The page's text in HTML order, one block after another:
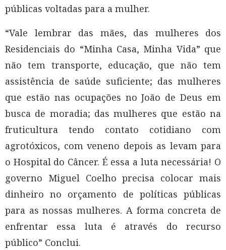
públicas voltadas para a mulher.
“Vale lembrar das mães, das mulheres dos
Residenciais do “Minha Casa, Minha Vida” que
não tem transporte, educação, que não tem
assistência de saúde suficiente; das mulheres
que estão nas ocupações no João de Deus em
busca de moradia; das mulheres que estão na
fruticultura tendo contato cotidiano com
agrotóxicos, com veneno depois as levam para
o Hospital do Câncer. É essa a luta necessária! O
governo Miguel Coelho precisa colocar mais
dinheiro no orçamento de políticas públicas
para as nossas mulheres. A forma concreta de
enfrentar essa luta é através do recurso
público” Conclui.